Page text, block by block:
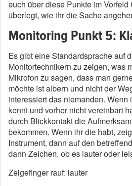
euch über diese Punkte im Vorfeld
überlegt, wie ihr die Sache
Monitoring Punkt 5:
Es gibt eine Standardsprache auf
Monitortechnikern zu zeigen, was
Mikrofon zu sagen, dass man
möchte ist albern und nicht der
interessiert das niemanden.
kennt und vorher nicht vereinbart
durch Blickkontakt die
bekommen. Wenn ihr die habt,
Instrument, dann auf den
dann Zeichen, ob es lauter oder
Zeigefinger rauf: lauter